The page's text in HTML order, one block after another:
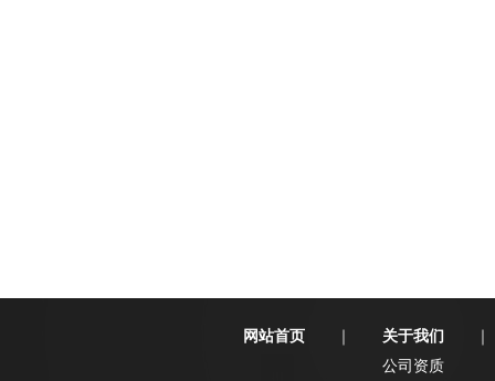
网站首页 关于我们
公司资质